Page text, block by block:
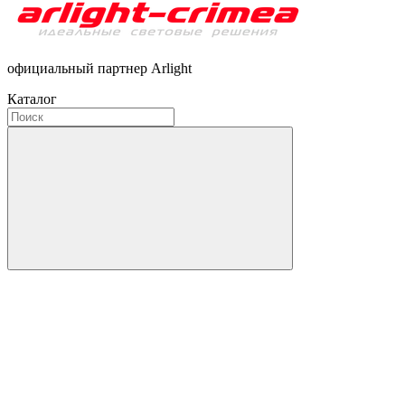
официальный партнер Arlight
Каталог